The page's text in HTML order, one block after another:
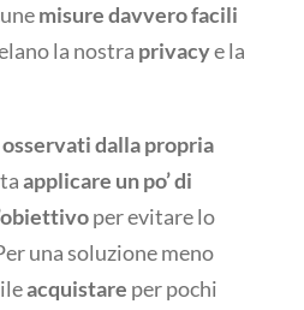
misure davvero facili
la nostra privacye la
osservati dalla propria
applicare un po’ di
per evitare lo
una soluzione meno
acquistare per pochi